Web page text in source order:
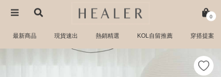
0
最新商品 現貨速出 熱銷精選 KOL自留推薦 穿搭提案